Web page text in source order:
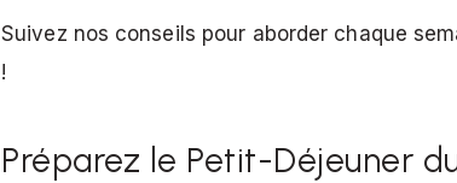
Suivez nos conseils pour aborder chaque
!
Préparez le Petit-Déjeuner